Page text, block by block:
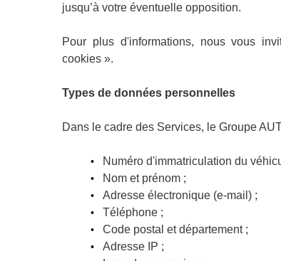
jusqu’à votre éventuelle opposition.
Pour plus d'informations, nous vous
cookies ».
Types de données personnelles
Dans le cadre des Services, le Groupe
• Numéro d'immatriculation du
• Nom et prénom ;
• Adresse électronique (e-mail) ;
• Téléphone ;
• Code postal et département ;
• Adresse IP ;